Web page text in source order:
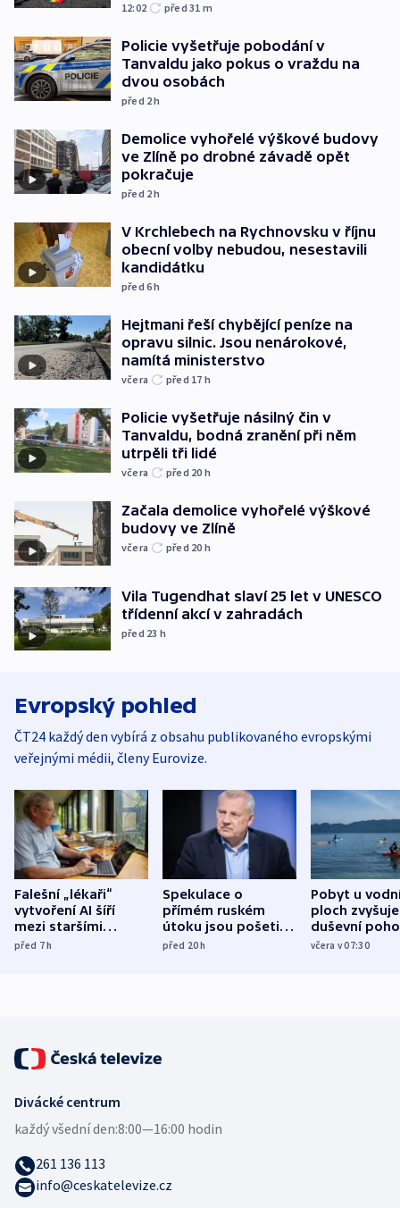
12:02 před 31 m
Policie vyšetřuje pobodání v
Tanvaldu jako pokus o vraždu na
dvou osobách
před 2h
Demolice vyhořelé výškové budovy
ve Zlíně po drobné závadě opět
pokračuje
před 2h
V Krchlebech na Rychnovsku v říjnu
obecní volby nebudou, nesestavili
kandidátku
před 6h
Hejtmani řeší chybějící peníze na
opravu silnic. Jsou nenárokové,
namítá ministerstvo
včera před 17 h
Policie vyšetřuje násilný čin v
Tanvaldu, bodná zranění při něm
utrpěli tři lidé
včera před 20 h
Začala demolice vyhořelé výškové
budovy ve Zlíně
včera před 20 h
Vila Tugendhat slaví 25 let v UNESCO
třídenní akcí v zahradách
před 23 h
Evropský pohled
ČT24 každý den vybírá z obsahu publikovaného evropskými
veřejnými médii, členy Eurovize.
Falešní „lékaři“
vytvoření AI šíří
mezi staršími
Poláky nebezpečné
před 7h
Spekulace o
přímém ruském
útoku jsou pošetilé,
míní estonský
před 20h
Pobyt u
ploch zvyšuje
duševní
ukázala
včera v 07:30
Divácké centrum
každý všední den:8:00—16:00 hodin
261 136 113
info@ceskatelevize.cz